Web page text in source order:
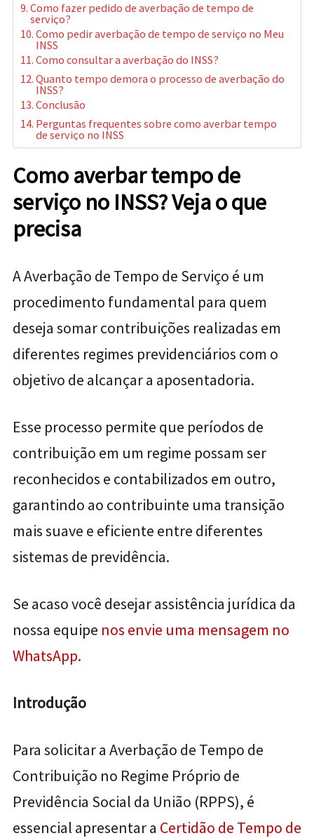
Como fazer pedido de averbação de tempo de
serviço?
Como pedir averbação de tempo de serviço no Meu
INSS
Como consultar a averbação do INSS?
Quanto tempo demora o processo de averbação do
INSS?
Conclusão
Perguntas frequentes sobre como averbar tempo
de serviço no INSS
Como averbar tempo de
serviço no INSS? Veja o que
precisa
A Averbação de Tempo de Serviço é um
procedimento fundamental para quem
deseja somar contribuições realizadas em
diferentes regimes previdenciários com o
objetivo de alcançar a aposentadoria.
Esse processo permite que períodos de
contribuição em um regime possam ser
reconhecidos e contabilizados em outro,
garantindo ao contribuinte uma transição
mais suave e eficiente entre diferentes
sistemas de previdência.
Se acaso você desejar assistência jurídica da
nossa equipe nos envie uma mensagem no
WhatsApp.
Introdução
Para solicitar a Averbação de Tempo de
Contribuição no Regime Próprio de
Previdência Social da União (RPPS), é
essencial apresentar a Certidão de Tempo de